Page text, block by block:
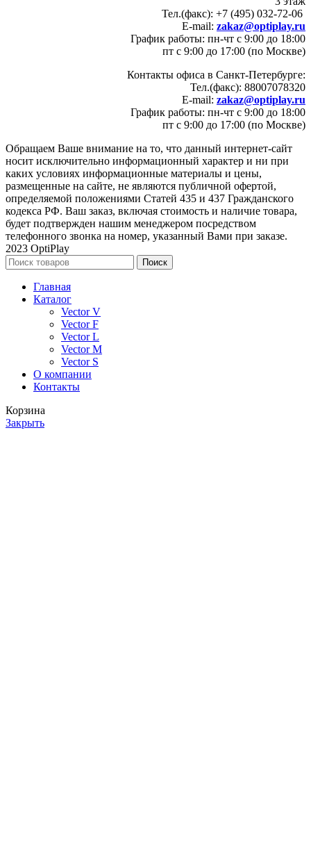
Тел.(факс): +7 (495) 032-72-06
E-mail: zakaz@optiplay.ru
График работы: пн-чт с 9:00 до 18:00
пт с 9:00 до 17:00 (по Москве)
Контакты офиса в Санкт-Петербурге:
Тел.(факс): 88007078320
E-mail: zakaz@optiplay.ru
График работы: пн-чт с 9:00 до 18:00
пт с 9:00 до 17:00 (по Москве)
Обращаем Ваше внимание на то, что данный интернет-сайт
носит исключительно информационный характер и ни при
каких условиях информационные материалы и цены,
размещенные на сайте, не являются публичной офертой,
определяемой положениями Статей 435 и 437 Гражданского
кодекса РФ. Ваш заказ, включая стоимость и наличие товара,
будет подтвержден нашим менеджером посредством
телефонного звонка на номер, указанный Вами при заказе.
2023 OptiPlay
Поиск
Главная
Каталог
Vector V
Vector F
Vector L
Vector M
Vector S
О компании
Контакты
Корзина
Закрыть